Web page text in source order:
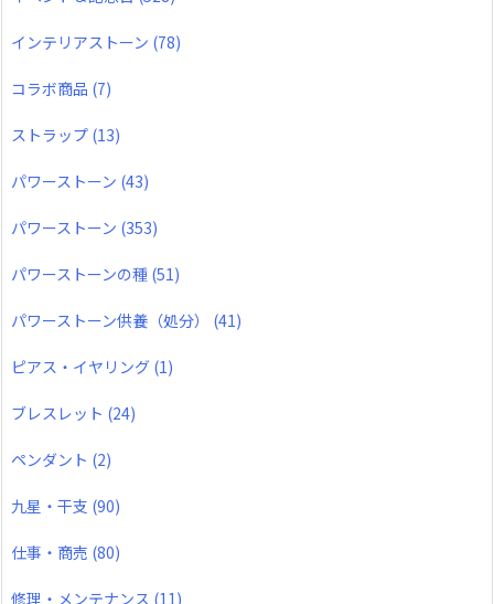
インテリアストーン (78)
コラボ商品 (7)
ストラップ (13)
パワーストーン (43)
パワーストーン (353)
パワーストーンの種 (51)
パワーストーン供養（処分） (41)
ピアス・イヤリング (1)
ブレスレット (24)
ペンダント (2)
九星・干支 (90)
仕事・商売 (80)
修理・メンテナンス (11)